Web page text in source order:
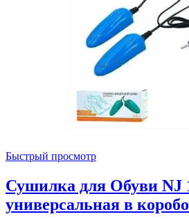
Быстрый просмотр
Сушилка для Обуви NJ
универсальная в